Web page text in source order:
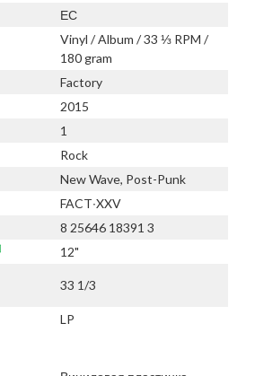
ЕС
Vinyl / Album / 33 ⅓ RPM /
180 gram
Factory
2015
1
Rock
New Wave, Post-Punk
FACT∙XXV
8 25646 18391 3
12"
33 1/3
LP